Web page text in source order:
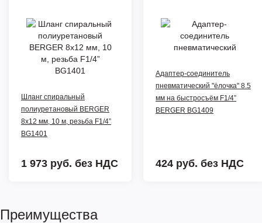
Шланг спиральный
полиуретановый BERGER
8x12 мм, 10 м, резьба F1/4”
BG1401
1 973 руб. без НДС
Адаптер-соединитель
пневматический "ёлочка" 8.5
мм на быстросъём F1/4”
BERGER BG1409
424 руб. без НДС
Преимущества